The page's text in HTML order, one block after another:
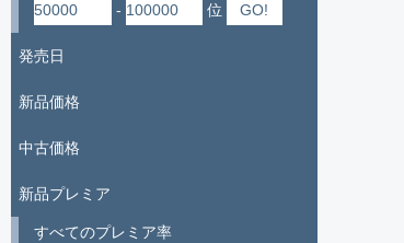
- 位
発売日
新品価格
中古価格
新品プレミア
すべてのプレミア率